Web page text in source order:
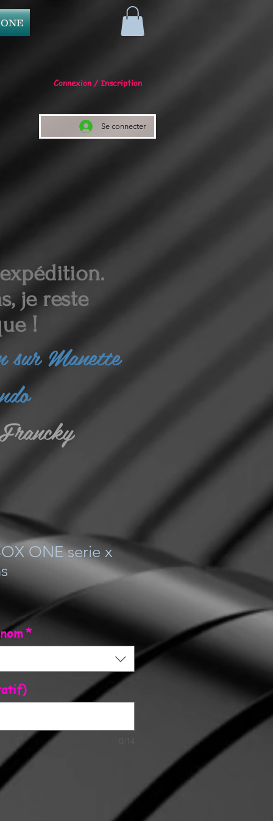
Connexion / Inscription
Se connecter
je reste
!
sur Manette
ONE serie x
*
0/14